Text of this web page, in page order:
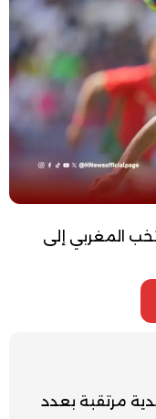
المغربي إلى
مرتقبة بعدد